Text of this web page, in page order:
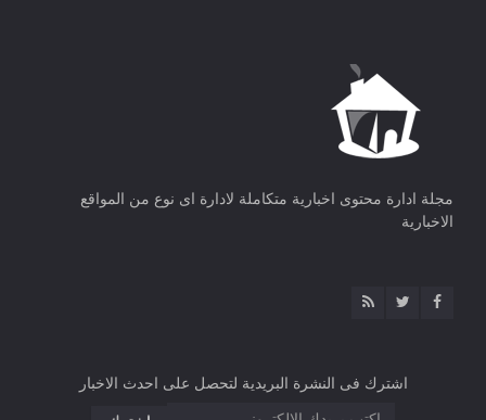
مجلة ادارة محتوى اخبارية متكاملة لادارة اى نوع من المواقع
الاخبارية
اشترك فى النشرة البريدية لتحصل على احدث الاخبار